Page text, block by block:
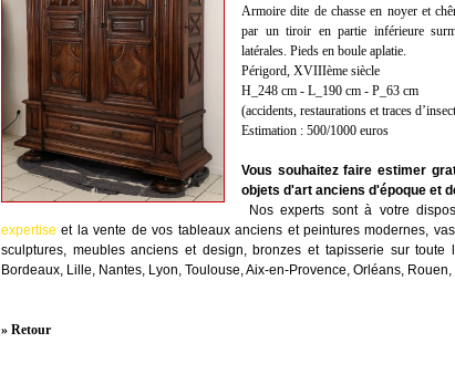
Armoire dite de chasse en noyer et
par un tiroir en partie inférieure
latérales. Pieds en boule aplatie.
Périgord, XVIIIème siècle
H_248 cm - L_190 cm - P_63 cm
(accidents, restaurations et traces
Estimation : 500/1000 euros
Vous souhaitez faire estimer
objets d'art anciens d'époque et
Nos experts sont à votre
expertise et lavente de vos tableaux anciens et peintures modernes,
sculptures, meubles anciens et design, bronzes et tapisserie sur
Bordeaux, Lille, Nantes, Lyon, Toulouse, Aix-en-Provence, Orléans,
» Retour